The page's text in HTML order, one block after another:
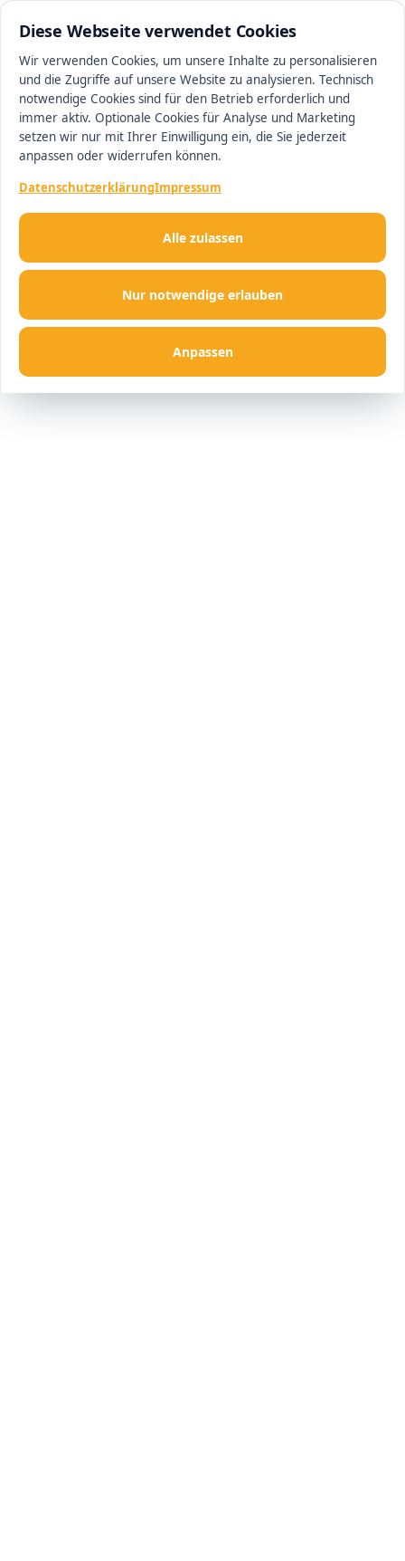
Diese Webseite verwendet Cookies
Wir verwenden Cookies, um unsere Inhalte zu personalisieren
und die Zugriffe auf unsere Website zu analysieren. Technisch
notwendige Cookies sind für den Betrieb erforderlich und
immer aktiv. Optionale Cookies für Analyse und Marketing
setzen wir nur mit Ihrer Einwilligung ein, die Sie jederzeit
anpassen oder widerrufen können.
DatenschutzerklärungImpressum
Nur notwendige erlauben
Anpassen
Alle zulassen